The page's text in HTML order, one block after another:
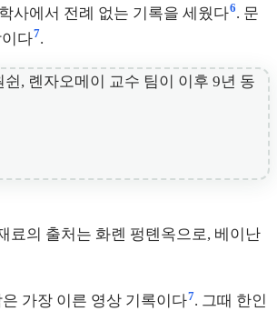
사에서 전례 없는 기록을 세웠다6. 문
다7.
료의 출처는 화롄 펑톈옥으로, 베이난
가장 이른 영상 기록이다7. 그때 한인